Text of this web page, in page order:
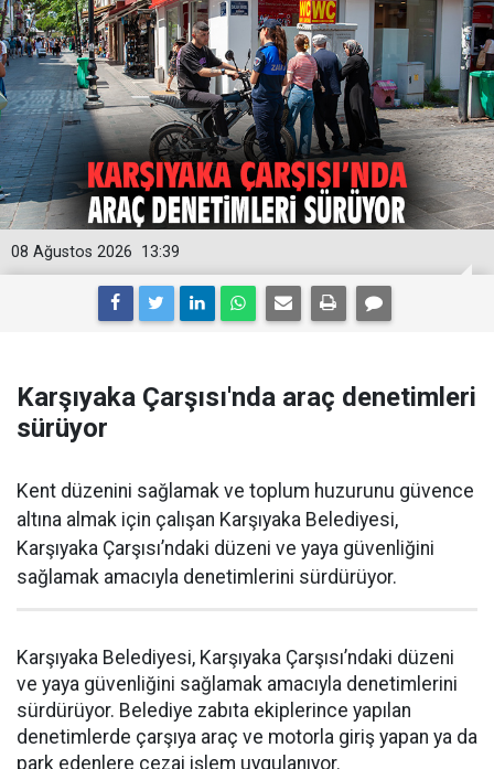
13:39
08 Ağustos 2026
Karşıyaka Çarşısı'nda araç denetimleri
sürüyor
Kent düzenini sağlamak ve toplum huzurunu güvence
altına almak için çalışan Karşıyaka Belediyesi,
Karşıyaka Çarşısı’ndaki düzeni ve yaya güvenliğini
sağlamak amacıyla denetimlerini sürdürüyor.
Karşıyaka Belediyesi, Karşıyaka Çarşısı’ndaki düzeni
ve yaya güvenliğini sağlamak amacıyla denetimlerini
sürdürüyor. Belediye zabıta ekiplerince yapılan
denetimlerde çarşıya araç ve motorla giriş yapan ya da
park edenlere cezai işlem uygulanıyor.